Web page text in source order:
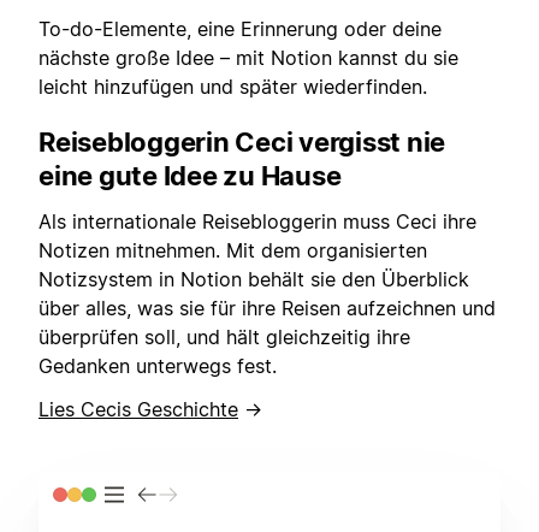
To-do-Elemente, eine Erinnerung oder deine
nächste große Idee – mit Notion kannst du sie
leicht hinzufügen und später wiederfinden.
Reisebloggerin Ceci vergisst nie
eine gute Idee zu Hause
Als internationale Reisebloggerin muss Ceci ihre
Notizen mitnehmen. Mit dem organisierten
Notizsystem in Notion behält sie den Überblick
über alles, was sie für ihre Reisen aufzeichnen und
überprüfen soll, und hält gleichzeitig ihre
Gedanken unterwegs fest.
Lies Cecis Geschichte →